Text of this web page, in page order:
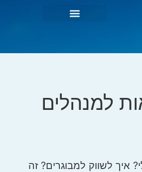
למנהלים
איך לשווק למבוגרים? זה